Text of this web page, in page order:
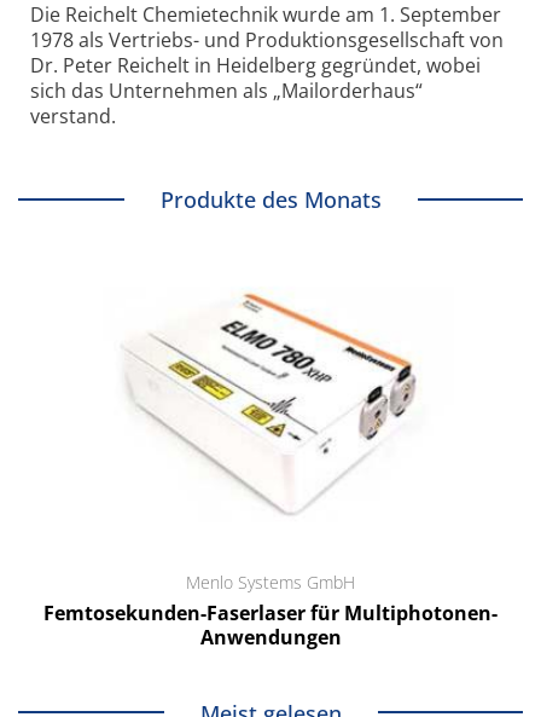
Die Reichelt Chemietechnik wurde am 1. September
1978 als Vertriebs- und Produktionsgesellschaft von
Dr. Peter Reichelt in Heidelberg gegründet, wobei
sich das Unternehmen als „Mailorderhaus“
verstand.
Produkte des Monats
Menlo Systems GmbH
Femtosekunden-Faserlaser für Multiphotonen-
Anwendungen